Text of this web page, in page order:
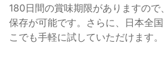
180日間の賞味期限がありますの
保存が可能です。さらに、日本全
こでも手軽に試していただけます。